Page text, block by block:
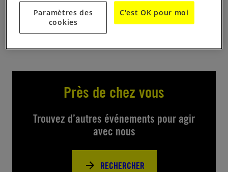
Tous livres pour petits et grands. Entrée gratuite.
Près de chez vous
Trouvez d’autres événements pour agir
avec nous
RECHERCHER
Paramètres des
cookies
C'est OK pour moi